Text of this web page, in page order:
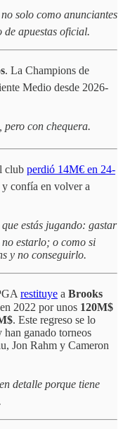
solo como anunciantes
de apuestas oficial.
. La Champions de
Medio desde 2026-
con chequera.
club perdió 14M€ en 24-
confía en volver a
estás jugando: gastar
estarlo; o como si
y no conseguirlo.
restituye a Brooks
2022 por unos 120M$
. Este regreso se lo
han ganado torneos
Jon Rahm y Cameron
detalle porque tiene